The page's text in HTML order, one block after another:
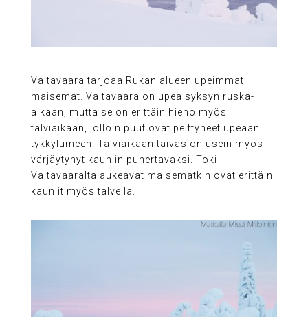
Valtavaara tarjoaa Rukan alueen upeimmat
maisemat. Valtavaara on upea syksyn ruska-
aikaan, mutta se on erittäin hieno myös
talviaikaan, jolloin puut ovat peittyneet upeaan
tykkylumeen. Talviaikaan taivas on usein myös
värjäytynyt kauniin punertavaksi. Toki
Valtavaaralta aukeavat maisematkin ovat erittäin
kauniit myös talvella.